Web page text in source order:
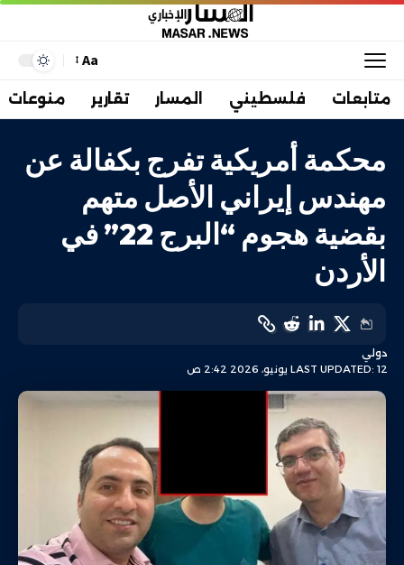
Aa
متابعات فلسطيني المسار تقارير منوعات
محكمة أمريكية تفرج بكفالة عن
مهندس إيراني الأصل متهم
بقضية هجوم “البرج 22” في
الأردن
LAST UPDATED: 12 يونيو، 2026 2:42 ص
دولي